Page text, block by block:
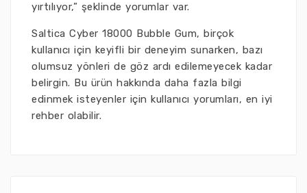
yırtılıyor,” şeklinde yorumlar var.
Saltica Cyber 18000 Bubble Gum, birçok
kullanıcı için keyifli bir deneyim sunarken, bazı
olumsuz yönleri de göz ardı edilemeyecek kadar
belirgin. Bu ürün hakkında daha fazla bilgi
edinmek isteyenler için kullanıcı yorumları, en iyi
rehber olabilir.